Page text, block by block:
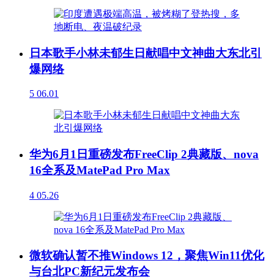
日本歌手小林未郁生日献唱中文神曲大东北引
爆网络
5 06.01
华为6月1日重磅发布FreeClip 2典藏版、nova
16全系及MatePad Pro Max
4 05.26
微软确认暂不推Windows 12，聚焦Win11优化
与台北PC新纪元发布会